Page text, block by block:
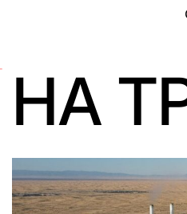
НА